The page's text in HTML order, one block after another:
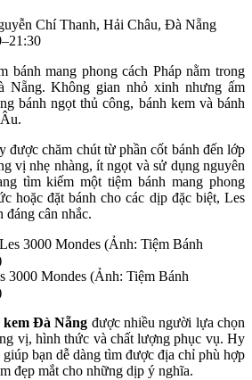
Chí Thanh, Hải Châu, Đà Nẵng
bánh mang phong cách Pháp nằm trong
Nẵng. Không gian nhỏ xinh nhưng ấm
bánh ngọt thủ công, bánh kem và bánh
được chăm chút từ phần cốt bánh đến lớp
vị nhẹ nhàng, ít ngọt và sử dụng nguyên
tìm kiếm một tiệm bánh mang phong
hoặc đặt bánh cho các dịp đặc biệt, Les
đáng cân nhắc.
3000 Mondes (Ảnh: Tiệm Bánh
kem Đà Nẵng được nhiều người lựa chọn
vị, hình thức và chất lượng phục vụ. Hy
bạn dễ dàng tìm được địa chỉ phù hợp
đẹp mắt cho những dịp ý nghĩa.